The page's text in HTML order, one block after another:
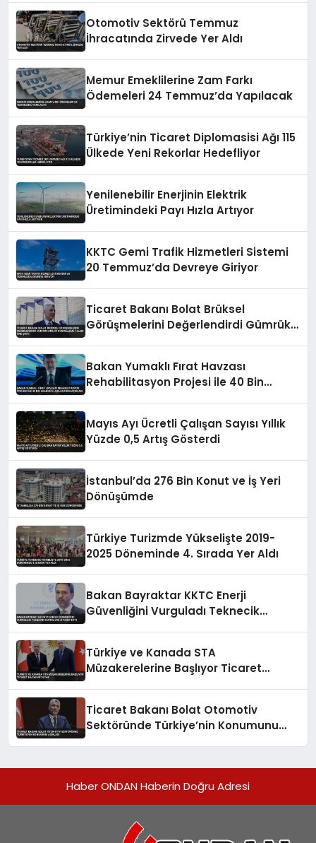
Otomotiv Sektörü Temmuz
İhracatında Zirvede Yer Aldı
Memur Emeklilerine Zam Farkı
Ödemeleri 24 Temmuz’da Yapılacak
Türkiye’nin Ticaret Diplomasisi Ağı 115
Ülkede Yeni Rekorlar Hedefliyor
Yenilenebilir Enerjinin Elektrik
Üretimindeki Payı Hızla Artıyor
KKTC Gemi Trafik Hizmetleri Sistemi
20 Temmuz’da Devreye Giriyor
Ticaret Bakanı Bolat Brüksel
Görüşmelerini Değerlendirdi Gümrük
Bakan Yumaklı Fırat Havzası
Rehabilitasyon Projesi ile 40 Bin
Mayıs Ayı Ücretli Çalışan Sayısı Yıllık
Yüzde 0,5 Artış Gösterdi
İstanbul’da 276 Bin Konut ve İş Yeri
Dönüşümde
Türkiye Turizmde Yükselişte 2019-
2025 Döneminde 4. Sırada Yer Aldı
Bakan Bayraktar KKTC Enerji
Güvenliğini Vurguladı Teknecik
Türkiye ve Kanada STA
Müzakerelerine Başlıyor Ticaret
Ticaret Bakanı Bolat Otomotiv
Sektöründe Türkiye’nin Konumunu
Haber ONDAN Haberin Doğru Adresi